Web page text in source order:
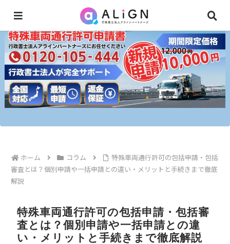
ホーム コラム
特殊車両通行許可の包括申請・包括
審査とは？個別申請や一括申請との違い・メリットと手続きまで徹底
解説
特殊車両通行許可の包括申請・包括審
査とは？個別申請や一括申請との違
い・メリットと手続きまで徹底解説